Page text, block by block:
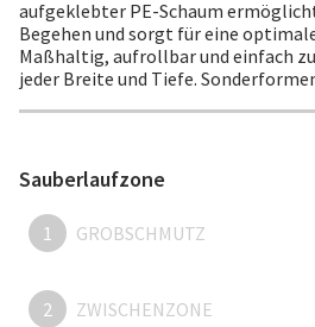
aufgeklebter PE-Schaum
Begehen und sorgt für eine
Maßhaltig, aufrollbar und einfach
jeder Breite und Tiefe.
Sauberlaufzone
1 GROBSCHMUTZ
2 ZWISCHENZONE